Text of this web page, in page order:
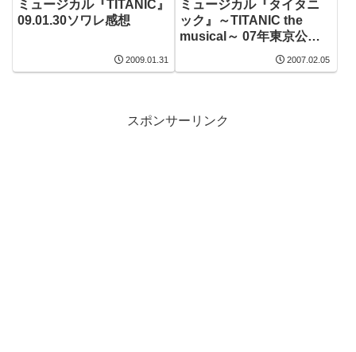
ミュージカル『TITANIC』
09.01.30ソワレ感想
2009.01.31
ミュージカル『タイタニ
ック』～TITANIC the
musical～ 07年東京公演
2007.02.05
スポンサーリンク